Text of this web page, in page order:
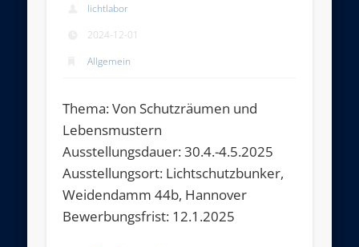
lichtlabor
2024-12-01
Allgemein
Thema: Von Schutzräumen und
Lebensmustern
Ausstellungsdauer: 30.4.-4.5.2025
Ausstellungsort: Lichtschutzbunker,
Weidendamm 44b, Hannover
Bewerbungsfrist: 12.1.2025